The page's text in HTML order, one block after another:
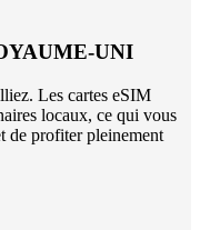
UNI
Les cartes eSIM
locaux, ce qui vous
de profiter pleinement